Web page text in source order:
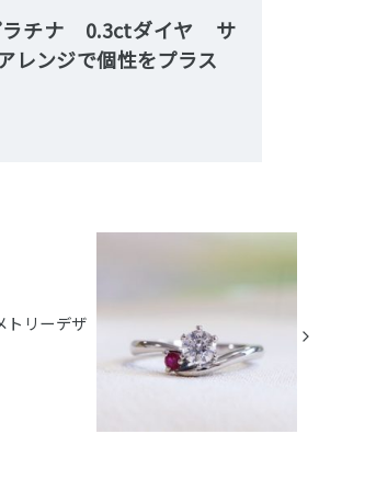
ラチナ 0.3ctダイヤ サ
レンジで個性をプラス
リーデザ